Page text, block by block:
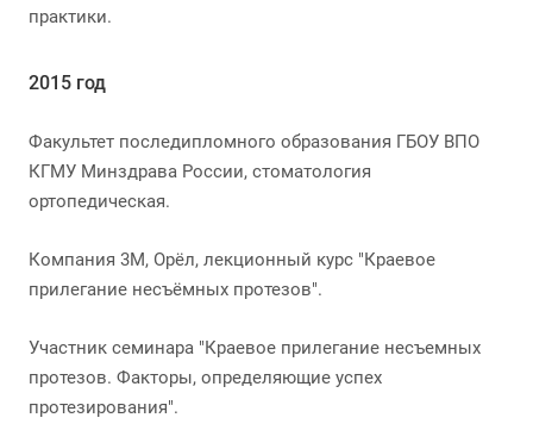
практики.
2015 год
Факультет последипломного образования ГБОУ ВПО
КГМУ Минздрава России, стоматология
ортопедическая.
Компания 3М, Орёл, лекционный курс "Краевое
прилегание несъёмных протезов".
Участник семинара "Краевое прилегание несъемных
протезов. Факторы, определяющие успех
протезирования".